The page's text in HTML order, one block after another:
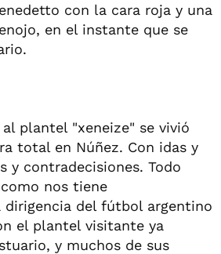
con la cara roja y una
en el instante que se
al plantel "xeneize" se vivió
total en Núñez. Con idas y
y contradecisiones. Todo
nos tiene
dirigencia del fútbol argentino
el plantel visitante ya
y muchos de sus